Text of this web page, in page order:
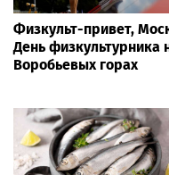
Физкульт-привет,
День физкультурника
Воробьевых горах